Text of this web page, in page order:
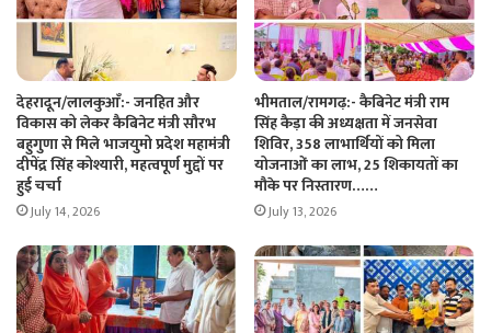
देहरादून/लालकुआँ:- जनहित और
विकास को लेकर कैबिनेट मंत्री सौरभ
बहुगुणा से मिले भाजयुमो प्रदेश महामंत्री
दीपेंद्र सिंह कोश्यारी, महत्वपूर्ण मुद्दों पर
हुई चर्चा
July 14, 2026
भीमताल/रामगढ़:- कैबिनेट मंत्री राम
सिंह कैड़ा की अध्यक्षता में जनसेवा
शिविर, 358 लाभार्थियों को मिला
योजनाओं का लाभ, 25 शिकायतों का
मौके पर निस्तारण……
July 13, 2026